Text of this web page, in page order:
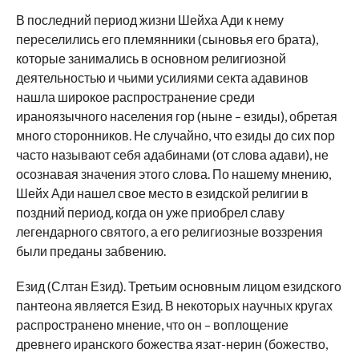
В последний период жизни Шейха Ади к нему
переселились его племянники (сыновья его брата),
которые занимались в основном религиозной
деятельностью и чьими усилиями секта адавинов
нашла широкое распространение среди
ираноязычного населения гор (ныне – езиды), обретая
много сторонников. Не случайно, что езиды до сих пор
часто называют себя адабинами (от слова адави), не
осознавая значения этого слова. По нашему мнению,
Шейх Ади нашел свое место в езидской религии в
поздний период, когда он уже приобрел славу
легендарного святого, а его религиозные воззрения
были преданы забвению.
Езид (Слтан Езид). Третьим основным лицом езидского
пантеона является Езид. В некоторых научных кругах
распространено мнение, что он – воплощение
древнего иранского божества язат-нерин (божество,